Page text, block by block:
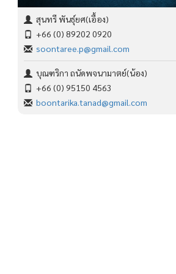
สุนทรี พันธุ์ยศ(เอื้อง)
+66 (0) 89202 0920
soontaree.p@gmail.com
บุณฑริกา ถนัดพจนามาตย์(น้อง)
+66 (0) 95150 4563
boontarika.tanad@gmail.com